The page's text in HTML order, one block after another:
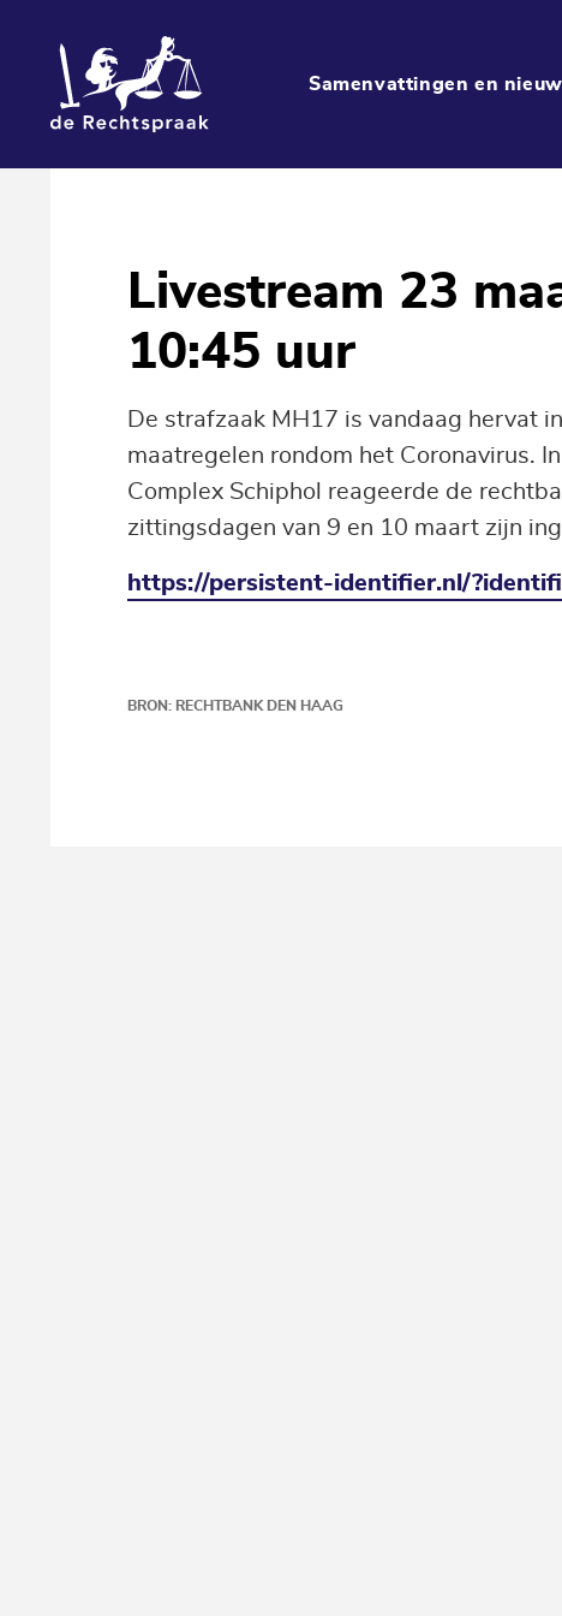
Samenvattingen en
Livestream 23
10:45 uur
De strafzaak MH17 is vandaag hervat
maatregelen rondom het Coronavirus.
Complex Schiphol reageerde de
zittingsdagen van 9 en 10 maart zijn
https://persistent-identifier.nl/
BRON: RECHTBANK DEN HAAG